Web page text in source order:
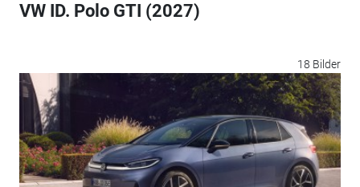
VW ID. Polo GTI (2027)
18 Bilder